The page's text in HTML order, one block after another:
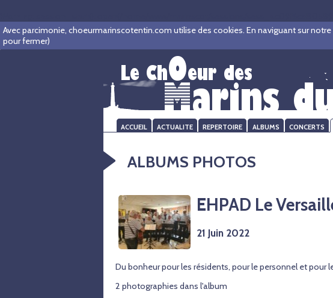
Avec parcimonie, choeurmarinscotentin.com utilise des cookies. En naviguant sur
pour fermer)
ACCUEIL ACTUALITE REPERTOIRE ALBUMS CONCERTS
ALBUMS PHOTOS
EHPAD Le
21 Juin 2022
Du bonheur pour les résidents, pour le personnel et pour
2 photographies dans l'album